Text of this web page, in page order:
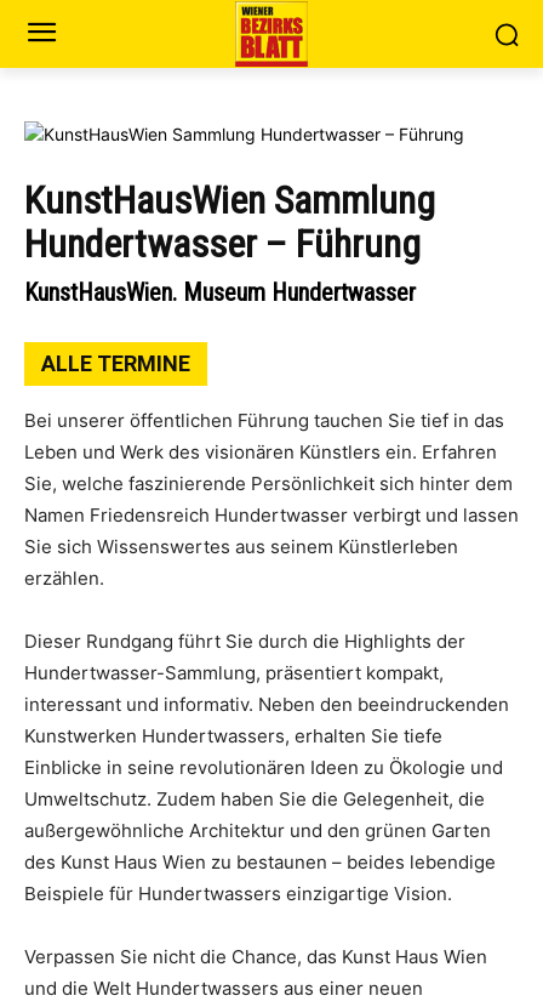
KunstHausWien Sammlung
Hundertwasser – Führung
KunstHausWien. Museum Hundertwasser
ALLE TERMINE
Bei unserer öffentlichen Führung tauchen Sie tief in das
Leben und Werk des visionären Künstlers ein. Erfahren
Sie, welche faszinierende Persönlichkeit sich hinter dem
Namen Friedensreich Hundertwasser verbirgt und lassen
Sie sich Wissenswertes aus seinem Künstlerleben
erzählen.
Dieser Rundgang führt Sie durch die Highlights der
Hundertwasser-Sammlung, präsentiert kompakt,
interessant und informativ. Neben den beeindruckenden
Kunstwerken Hundertwassers, erhalten Sie tiefe
Einblicke in seine revolutionären Ideen zu Ökologie und
Umweltschutz. Zudem haben Sie die Gelegenheit, die
außergewöhnliche Architektur und den grünen Garten
des Kunst Haus Wien zu bestaunen – beides lebendige
Beispiele für Hundertwassers einzigartige Vision.
Verpassen Sie nicht die Chance, das Kunst Haus Wien
und die Welt Hundertwassers aus einer neuen